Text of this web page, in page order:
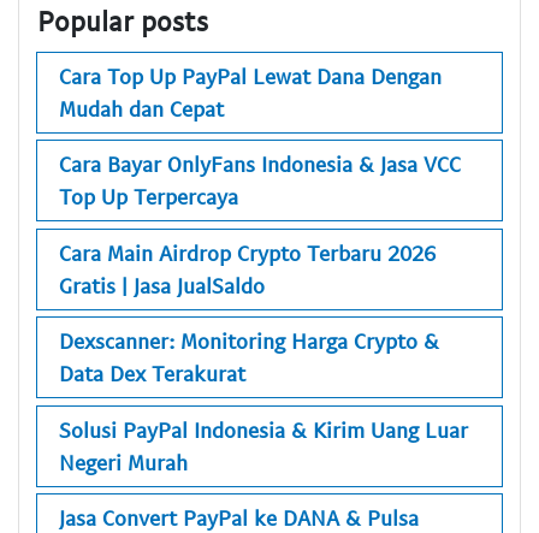
Popular posts
Cara Top Up PayPal Lewat Dana Dengan
Mudah dan Cepat
Cara Bayar OnlyFans Indonesia & Jasa VCC
Top Up Terpercaya
Cara Main Airdrop Crypto Terbaru 2026
Gratis | Jasa JualSaldo
Dexscanner: Monitoring Harga Crypto &
Data Dex Terakurat
Solusi PayPal Indonesia & Kirim Uang Luar
Negeri Murah
Jasa Convert PayPal ke DANA & Pulsa